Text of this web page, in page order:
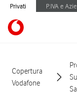
Privati P.IVA e
Copertura
Vodafone